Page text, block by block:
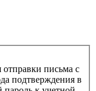
отправки письма с
подтверждения в